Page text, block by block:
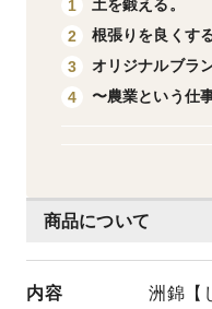
商品について
内容 洲錦【
1
土を鍛える。
2
根張りを良くする
3
オリジナルブラ
4
〜農業という仕